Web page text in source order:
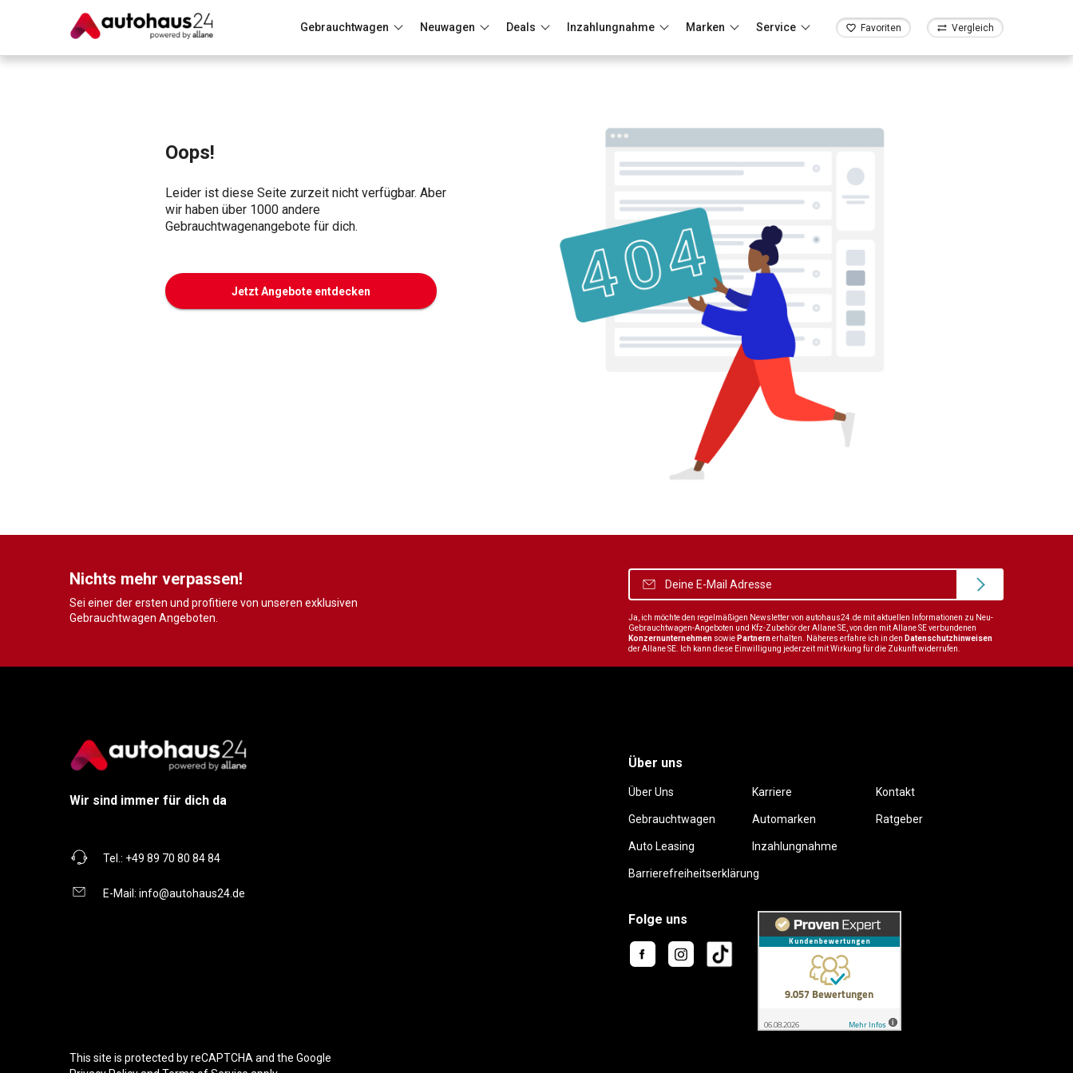
Gebrauchtwagen Neuwagen Deals Inzahlungnahme Marken Service Favoriten Vergleich
Oops!
Leider ist diese Seite zurzeit nicht verfügbar. Aber
wir haben über 1000 andere
Gebrauchtwagenangebote für dich.
Jetzt Angebote entdecken
Nichts mehr verpassen!
Sei einer der ersten und profitiere von unseren exklusiven
Gebrauchtwagen Angeboten.
Ja, ich möchte den regelmäßigen Newsletter von autohaus24.de mit aktuellen Informationen zu Neu-
Gebrauchtwagen-Angeboten und Kfz-Zubehör der Allane SE, von den mit Allane SE verbundenen
Konzernunternehmen sowie Partnernerhalten. Näheres erfahre ich in den Datenschutzhinweisen
der Allane SE. Ich kann diese Einwilligung jederzeit mit Wirkung für die Zukunft widerrufen.
Wir sind immer für dich da
Tel.: +49 89 70 80 84 84
E-Mail: info@autohaus24.de
Über uns
Über Uns Karriere Kontakt
Gebrauchtwagen Automarken Ratgeber
Auto Leasing Inzahlungnahme
Barrierefreiheitserklärung
Folge uns
This site is protected by reCAPTCHA and the Google